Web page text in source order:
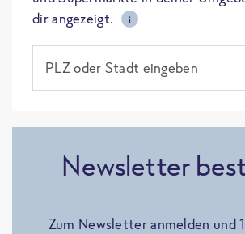
dir angezeigt.
i
PLZ oder Stadt eingeben
Newsletter
Zum Newsletter anmelden und